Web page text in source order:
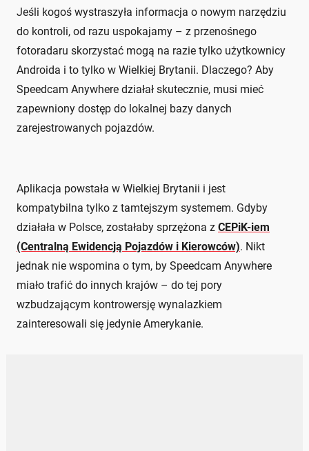
Jeśli kogoś wystraszyła informacja o nowym narzędziu
do kontroli, od razu uspokajamy – z przenośnego
fotoradaru skorzystać mogą na razie tylko użytkownicy
Androida i to tylko w Wielkiej Brytanii. Dlaczego? Aby
Speedcam Anywhere działał skutecznie, musi mieć
zapewniony dostęp do lokalnej bazy danych
zarejestrowanych pojazdów.
Aplikacja powstała w Wielkiej Brytanii i jest
kompatybilna tylko z tamtejszym systemem. Gdyby
działała w Polsce, zostałaby sprzężona z CEPiK-iem
(Centralną Ewidencją Pojazdów i Kierowców). Nikt
jednak nie wspomina o tym, by Speedcam Anywhere
miało trafić do innych krajów – do tej pory
wzbudzającym kontrowersję wynalazkiem
zainteresowali się jedynie Amerykanie.